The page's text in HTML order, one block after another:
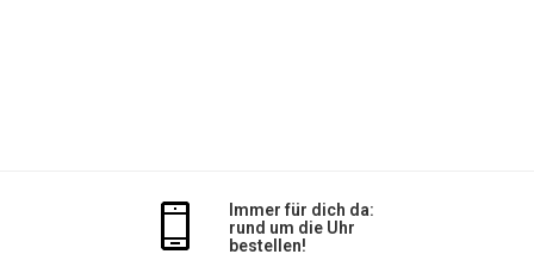
Immer für dich da:
rund um die Uhr
bestellen!